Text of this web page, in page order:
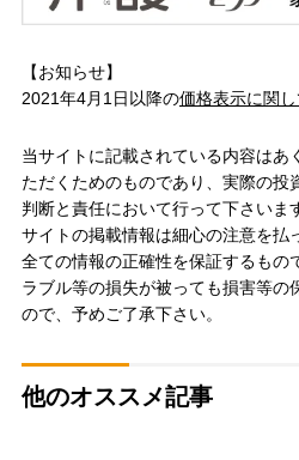
【お知らせ】
2021年4月1日以降の価格表示に関し
当サイトに記載されている内容はあ
ただくためのものであり、実際の投
判断と責任において行って下さいま
サイトの掲載情報は細心の注意を払
全ての情報の正確性を保証するもの
ラブル等の損失が被っても損害等の
ので、予めご了承下さい。
他のオススメ記事